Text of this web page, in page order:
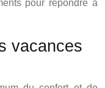
pour répondre à
vacances